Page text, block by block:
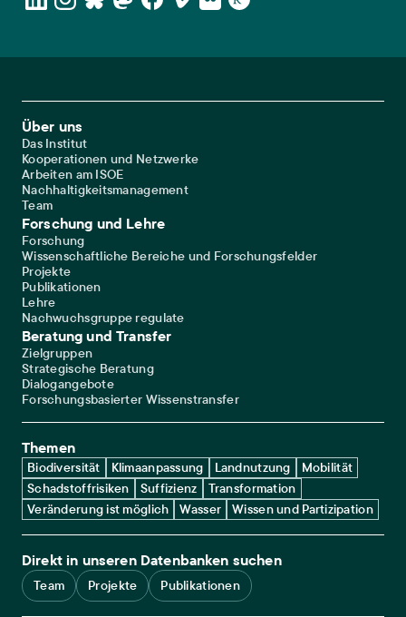
Footer Main Navigation
Über uns
Das Institut
Kooperationen und Netzwerke
Arbeiten am ISOE
Nachhaltigkeitsmanagement
Team
Forschung und Lehre
Forschung
Wissenschaftliche Bereiche und Forschungsfelder
Projekte
Publikationen
Lehre
Nachwuchsgruppe regulate
Beratung und Transfer
Zielgruppen
Strategische Beratung
Dialogangebote
Forschungsbasierter Wissenstransfer
Themen
Biodiversität Klimaanpassung Landnutzung
Mobilität
Schadstoffrisiken
Suffizienz
Transformation
Veränderung ist möglich
Wasser Wissen und Partizipation
Direkt in unseren Datenbanken suchen
Team Projekte Publikationen